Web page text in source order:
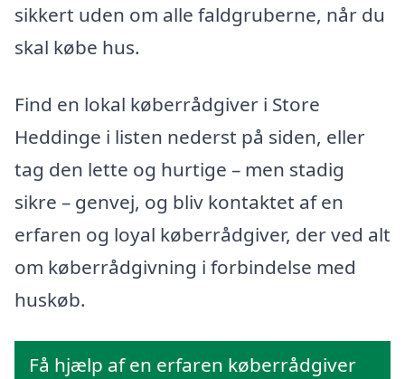
sikkert uden om alle faldgruberne, når du
skal købe hus.
Find en lokal køberrådgiver i Store
Heddinge i listen nederst på siden, eller
tag den lette og hurtige – men stadig
sikre – genvej, og bliv kontaktet af en
erfaren og loyal køberrådgiver, der ved alt
om køberrådgivning i forbindelse med
huskøb.
Få hjælp af en erfaren køberrådgiver